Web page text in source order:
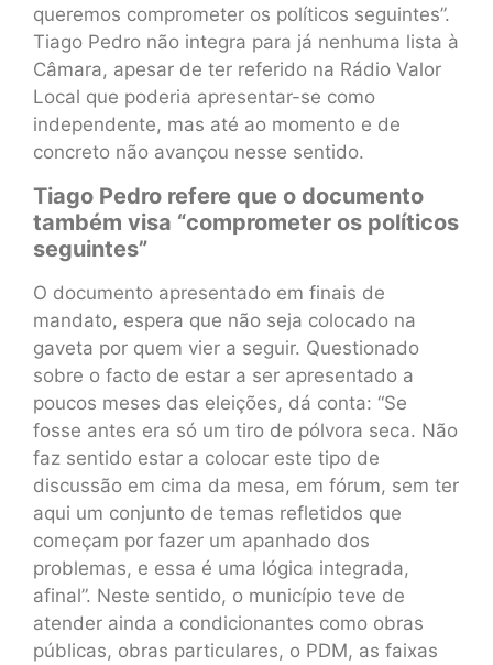
queremos comprometer os políticos seguintes”.
Tiago Pedro não integra para já nenhuma lista à
Câmara, apesar de ter referido na Rádio Valor
Local que poderia apresentar-se como
independente, mas até ao momento e de
concreto não avançou nesse sentido.
Tiago Pedro refere que o documento
também visa “comprometer os políticos
seguintes”
O documento apresentado em finais de
mandato, espera que não seja colocado na
gaveta por quem vier a seguir. Questionado
sobre o facto de estar a ser apresentado a
poucos meses das eleições, dá conta: “Se
fosse antes era só um tiro de pólvora seca. Não
faz sentido estar a colocar este tipo de
discussão em cima da mesa, em fórum, sem ter
aqui um conjunto de temas refletidos que
começam por fazer um apanhado dos
problemas, e essa é uma lógica integrada,
afinal”. Neste sentido, o município teve de
atender ainda a condicionantes como obras
públicas, obras particulares, o PDM, as faixas